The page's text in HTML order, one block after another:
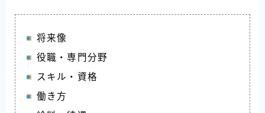
将来像
役職・専門分野
スキル・資格
働き方